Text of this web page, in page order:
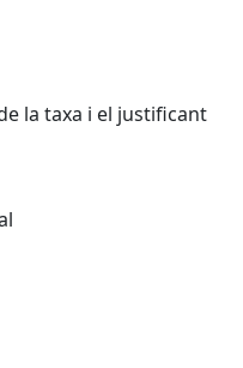
la taxa i el justificant